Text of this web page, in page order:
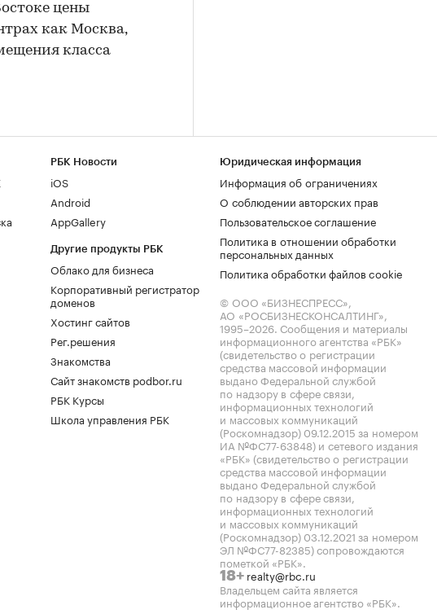
цены
как Москва,
класса
РБК Новости
iOS
Android
AppGallery
Другие продукты РБК
Облако для бизнеса
Корпоративный регистратор
доменов
Хостинг сайтов
Рег.решения
Знакомства
Сайт знакомств podbor.ru
РБК Курсы
Школа управления РБК
Юридическая информация
Информация об ограничениях
О соблюдении авторских прав
Пользовательское соглашение
Политика в отношении обработки
персональных данных
Политика обработки файлов cookie
© ООО «БИЗНЕСПРЕСС»,
АО «РОСБИЗНЕСКОНСАЛТИНГ»,
1995–2026. Сообщения и материалы
информационного агентства «РБК»
(свидетельство о регистрации
средства массовой информации
выдано Федеральной службой
по надзору в сфере связи,
информационных технологий
и массовых коммуникаций
(Роскомнадзор) 09.12.2015 за номером
ИА №ФС77-63848) и сетевого издания
«РБК» (свидетельство о регистрации
средства массовой информации
выдано Федеральной службой
по надзору в сфере связи,
информационных технологий
и массовых коммуникаций
(Роскомнадзор) 03.12.2021 за номером
ЭЛ №ФС77-82385) сопровождаются
пометкой «РБК».
18+ realty@rbc.ru
Владельцем сайта является
информационное агентство «РБК».